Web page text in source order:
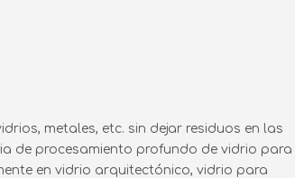
metales, etc. sin dejar residuos en las
de procesamiento profundo de vidrio para
en vidrio arquitectónico, vidrio para